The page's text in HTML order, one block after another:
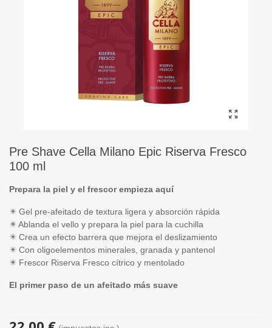
Pre Shave Cella Milano Epic Riserva Fresco
100 ml
Prepara la piel y el frescor empieza aquí
✴️ Gel pre-afeitado de textura ligera y absorción rápida
✴️ Ablanda el vello y prepara la piel para la cuchilla
✴️ Crea un efecto barrera que mejora el deslizamiento
✴️ Con oligoelementos minerales, granada y pantenol
✴️ Frescor Riserva Fresco cítrico y mentolado
El primer paso de un afeitado más suave